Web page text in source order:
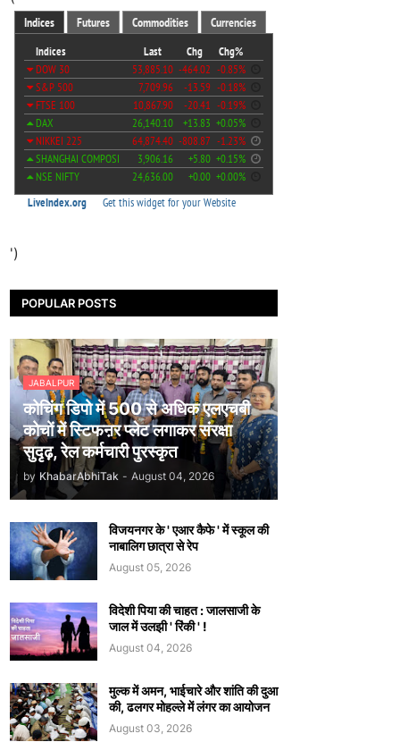
')
POPULAR POSTS
JABALPUR
कोचिंग डिपो में 500 से अधिक एलएचबी
कोचों में स्टिफऩर प्लेट लगाकर संरक्षा
सुदृढ़, रेल कर्मचारी पुरस्कृत
by KhabarAbhiTak - August 04, 2026
विजयनगर के ' एआर कैफे ' में स्कूल की
नाबालिग छात्रा से रेप
August 05, 2026
विदेशी पिया की चाहत : जालसाजी के
जाल में उलझी ' रिंकी ' !
August 04, 2026
मुल्क में अमन, भाईचारे और शांति की दुआ
की, ढलगर मोहल्ले में लंगर का आयोजन
August 03, 2026